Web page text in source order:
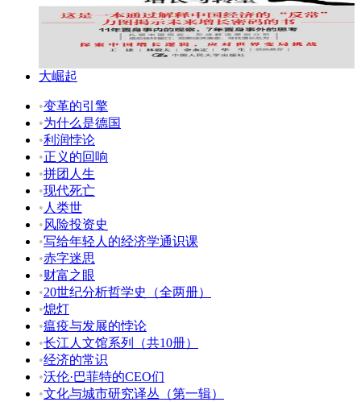
大崛起
•变革的引擎
•为什么是德国
•利润悖论
•正义的回响
•拼团人生
•现代死亡
• 人类世
•风险投资史
•写给年轻人的经济学通识课
•赤字迷思
•财富之眼
•20世纪分析哲学史（全两册）
•熄灯
•瘟疫与发展的悖论
•长江人文馆系列（共10册）
•经济的常识
•沃伦·巴菲特的CEO们
•文化与城市研究译丛（第一辑）